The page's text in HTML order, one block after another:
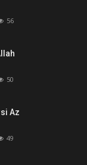
56
50
Az
49